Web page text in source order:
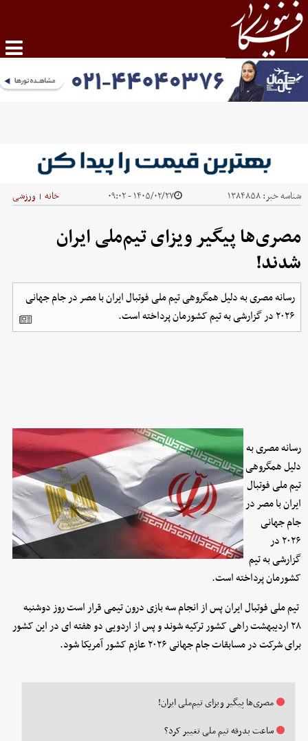
شناسه خبر:۱۳۸۴۸۵۸ ۱۴۰۵/۰۲/۲۷ - ۰۹:۰۲ خانه | ورزشی
مصری‌ها پیگیر ویزای تیم‌ملی ایران
شدند!
رسانه مصری به دلیل همگروهی تیم ملی فوتبال ایران با مصر در جام جهانی
۲۰۲۶ در گزارشی به تیم کشورمان پرداخته است.
رسانه مصری به
دلیل همگروهی
تیم ملی فوتبال
ایران با مصر در
جام جهانی
۲۰۲۶ در
گزارشی به تیم
کشورمان پرداخته است.
تیم ملی فوتبال ایران پس از انجام سه بازی درون تیمی قرار است روز دوشنبه
۲۸ اردیبهشت راهی کشور ترکیه شوند و پس از اردویی دو هفته ای در این کشور
برای شرکت در مسابقات جام جهانی ۲۰۲۶ عازم کشور آمریکا شود.
مصری‌ها پیگیر ویزای تیم‌ملی ایران!
ساعت بدرقه تیم ملی تغییر کرد؟